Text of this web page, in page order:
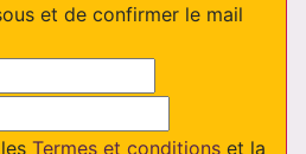
et de confirmer le mail
Termes et conditions et la